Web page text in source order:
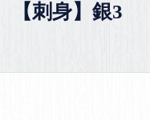
【刺身】銀3